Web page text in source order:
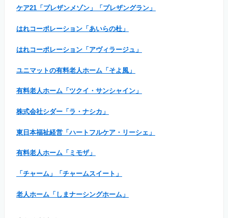
ケア21「プレザンメゾン」「プレザングラン」
はれコーポレーション「あいらの杜」
はれコーポレーション「アヴィラージュ」
ユニマットの有料老人ホーム「そよ風」
有料老人ホーム「ツクイ・サンシャイン」
株式会社シダー「ラ・ナシカ」
東日本福祉経営「ハートフルケア・リーシェ」
有料老人ホーム「ミモザ」
「チャーム」「チャームスイート」
老人ホーム「しまナーシングホーム」